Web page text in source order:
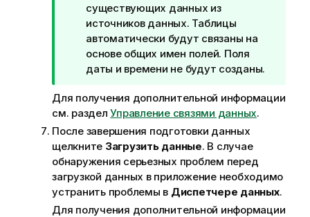
а
н
и
е
к
о
д
с
к
а
з
к
е
существующих данных из
источников данных. Таблицы
автоматически будут связаны на
основе общих имен полей. Поля
даты и времени не будут созданы.
Для получения дополнительной информации
см. разделУправление связями данных.
После завершения подготовки данных
щелкните Загрузить данные. В случае
обнаружения серьезных проблем перед
загрузкой данных в приложение необходимо
устранить проблемы в Диспетчере данных.
Для получения дополнительной информации